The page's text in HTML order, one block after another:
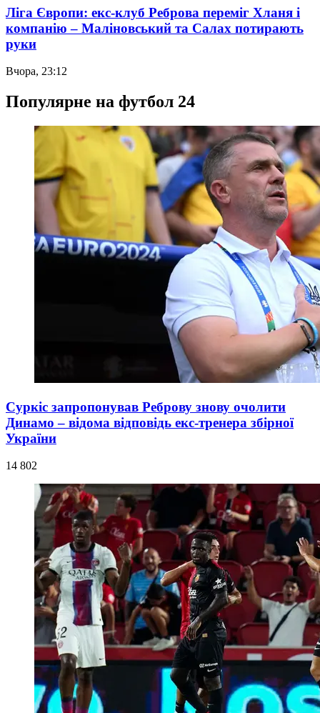
Ліга Європи: екс-клуб Реброва переміг Хланя і
компанію – Маліновський та Салах потирають
руки
Вчора, 23:12
Популярне на футбол 24
Суркіс запропонував Реброву знову очолити
Динамо – відома відповідь екс-тренера збірної
України
14 802